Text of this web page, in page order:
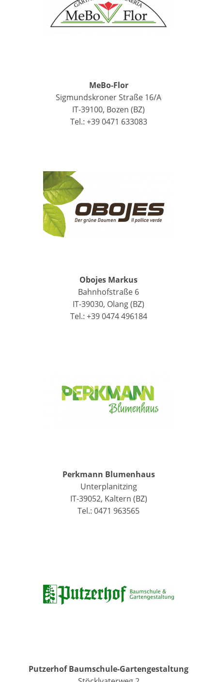
MeBo-Flor
Sigmundskroner Straße 16/A
IT-39100, Bozen (BZ)
Tel.: +39 0471 633083
Obojes Markus
Bahnhofstraße 6
IT-39030, Olang (BZ)
Tel.: +39 0474 496184
Perkmann Blumenhaus
Unterplanitzing
IT-39052, Kaltern (BZ)
Tel.: 0471 963565
Putzerhof Baumschule-Gartengestaltung